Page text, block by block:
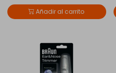
Añadir al carrito